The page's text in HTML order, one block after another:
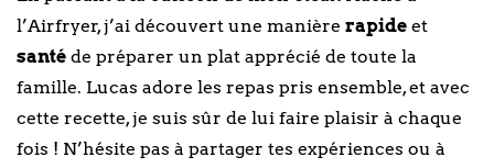
l’Airfryer, j’ai découvert une manière rapide et
santé de préparer un plat apprécié de toute la
famille. Lucas adore les repas pris ensemble, et avec
cette recette, je suis sûr de lui faire plaisir à chaque
fois ! N’hésite pas à partager tes expériences ou à